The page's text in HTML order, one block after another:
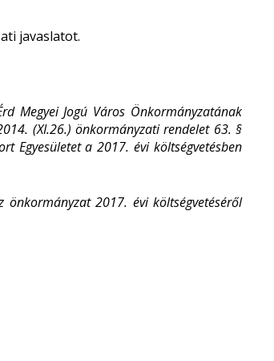
javaslatot.
Megyei Jogú Város Önkormányzatának
(XI.26.) önkormányzati rendelet 63. §
Egyesületet a 2017. évi költségvetésben
2017. évi költségvetéséről